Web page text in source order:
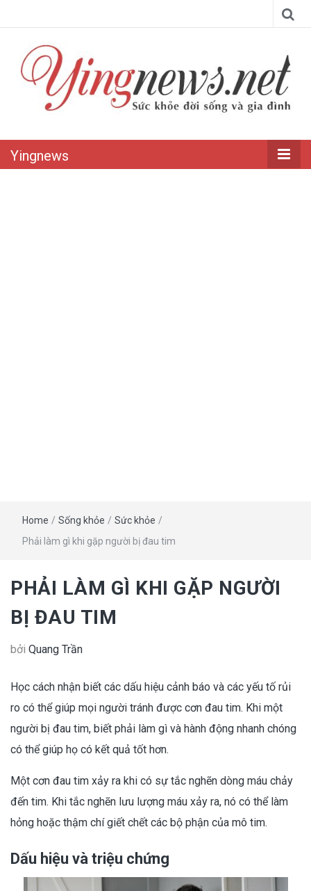
Yingnews
Home / Sống khỏe / Sức khỏe /
Phải làm gì khi gặp người bị đau tim
PHẢI LÀM GÌ KHI GẶP NGƯỜI
BỊ ĐAU TIM
bởi Quang Trần
Học cách nhận biết các dấu hiệu cảnh báo và các yếu tố rủi
ro có thể giúp mọi người tránh được cơn đau tim. Khi một
người bị đau tim, biết phải làm gì và hành động nhanh chóng
có thể giúp họ có kết quả tốt hơn.
Một cơn đau tim xảy ra khi có sự tắc nghẽn dòng máu chảy
đến tim. Khi tắc nghẽn lưu lượng máu xảy ra, nó có thể làm
hỏng hoặc thậm chí giết chết các bộ phận của mô tim.
Dấu hiệu và triệu chứng